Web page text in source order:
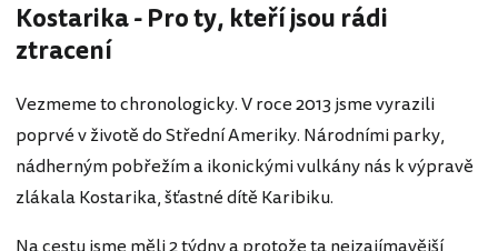
Kostarika - Pro ty, kteří jsou rádi
ztracení
Vezmeme to chronologicky. V roce 2013 jsme vyrazili
poprvé v životě do Střední Ameriky. Národními parky,
nádherným pobřežím a ikonickými vulkány nás k výpravě
zlákala Kostarika, šťastné dítě Karibiku.